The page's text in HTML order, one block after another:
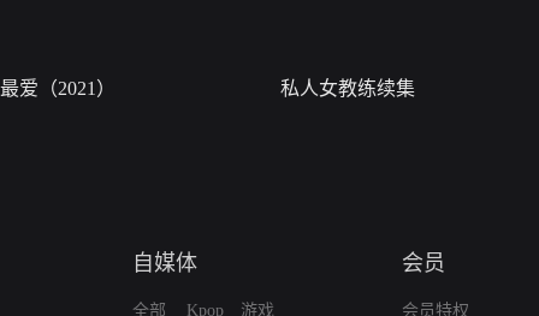
最爱（2021） 私人女教练续集
自媒体
全部
Kpop
游戏
会员
会员特权